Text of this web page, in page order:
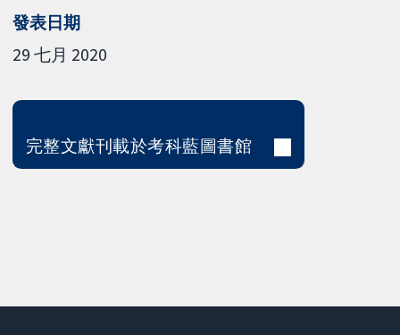
發表日期
29 七月 2020
完整文獻刊載於考科藍圖書館